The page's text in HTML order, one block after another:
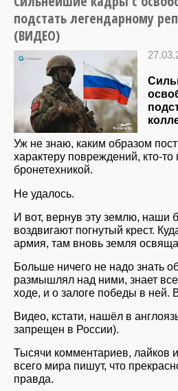
подстать легендарному
(ВИДЕО)
Уж не знаю, каким образом
характеру повреждений, кто-то
бронетехникой.
Не удалось.
И вот, вернув эту землю, наши
воздвигают погнутый крест.
армия, там вновь земля
Больше ничего не надо знать
размышлял над ними, знает
ходе, и о залоге победы в ней.
Видео, кстати, нашёл в
запрещен в России).
Тысячи комментариев, лайков
всего мира пишут, что
правда.